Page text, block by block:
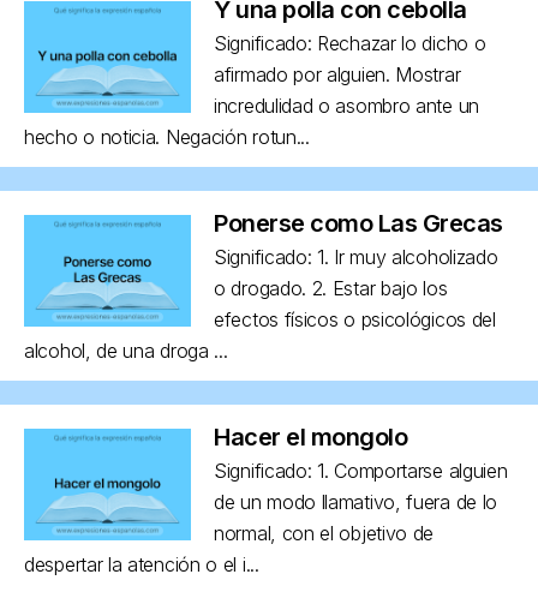
Y una polla con cebolla
Significado: Rechazar lo dicho o
afirmado por alguien. Mostrar
incredulidad o asombro ante un
hecho o noticia. Negación rotun...
Ponerse como Las Grecas
Significado: 1. Ir muy alcoholizado
o drogado. 2. Estar bajo los
efectos físicos o psicológicos del
alcohol, de una droga ...
Hacer el mongolo
Significado: 1. Comportarse alguien
de un modo llamativo, fuera de lo
normal, con el objetivo de
despertar la atención o el i...